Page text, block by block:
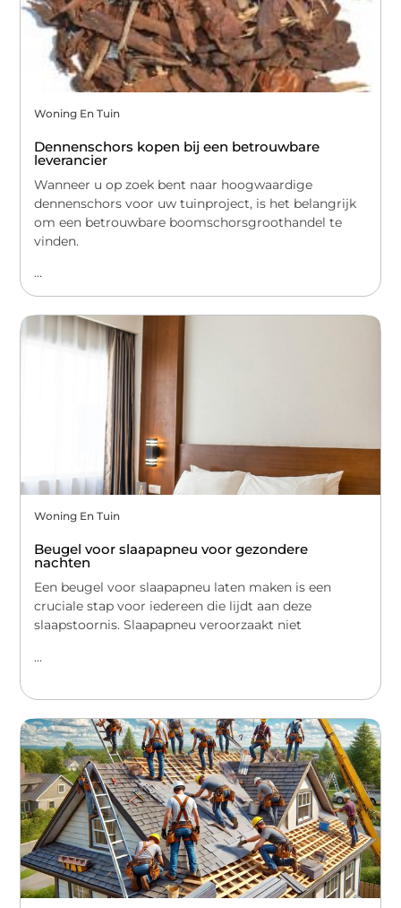
Woning En Tuin
Dennenschors kopen bij een betrouwbare
leverancier
Wanneer u op zoek bent naar hoogwaardige
dennenschors voor uw tuinproject, is het belangrijk
om een betrouwbare boomschorsgroothandel te
vinden.
...
Woning En Tuin
Beugel voor slaapapneu voor gezondere
nachten
Een beugel voor slaapapneu laten maken is een
cruciale stap voor iedereen die lijdt aan deze
slaapstoornis. Slaapapneu veroorzaakt niet
...